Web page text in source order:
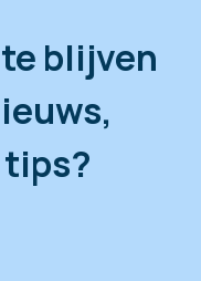
blijven